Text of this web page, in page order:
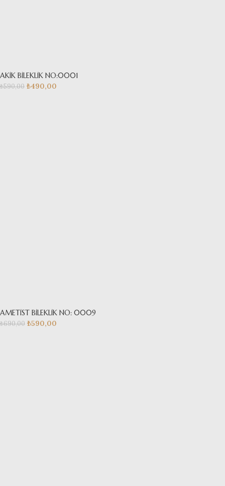
AKİK BİLEKLİK NO:0001
₺590,00 ₺490,00
AMETİST BİLEKLİK NO: 0009
₺690,00 ₺590,00